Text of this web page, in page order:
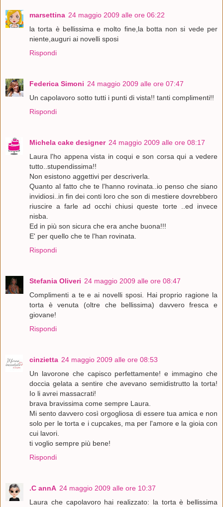
marsettina 24 maggio 2009 alle ore 06:22
la torta è bellissima e molto fine,la botta non si vede per
niente,auguri ai novelli sposi
Rispondi
Federica Simoni 24 maggio 2009 alle ore 07:47
Un capolavoro sotto tutti i punti di vista!! tanti complimenti!!
Rispondi
Michela cake designer 24 maggio 2009 alle ore 08:17
Laura l'ho appena vista in coqui e son corsa qui a vedere
tutto..stupendissima!!
Non esistono aggettivi per descriverla.
Quanto al fatto che te l'hanno rovinata..io penso che siano
invidiosi..in fin dei conti loro che son di mestiere dovrebbero
riuscire a farle ad occhi chiusi queste torte ..ed invece
nisba.
Ed in più son sicura che era anche buona!!!
E' per quello che te l'han rovinata.
Rispondi
Stefania Oliveri 24 maggio 2009 alle ore 08:47
Complimenti a te e ai novelli sposi. Hai proprio ragione la
torta è venuta (oltre che bellissima) davvero fresca e
giovane!
Rispondi
cinzietta 24 maggio 2009 alle ore 08:53
Un lavorone che capisco perfettamente! e immagino che
doccia gelata a sentire che avevano semidistrutto la torta!
Io li avrei massacrati!
brava bravissima come sempre Laura.
Mi sento davvero così orgogliosa di essere tua amica e non
solo per le torta e i cupcakes, ma per l'amore e la gioia con
cui lavori.
ti voglio sempre più bene!
Rispondi
.C annA 24 maggio 2009 alle ore 10:37
Laura che capolavoro hai realizzato: la torta è bellissima